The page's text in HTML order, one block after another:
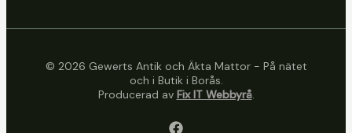
© 2026 Gewerts Antik och Äkta Mattor - På nätet
och i Butik i Borås.
Producerad av Fix IT Webbyrå.